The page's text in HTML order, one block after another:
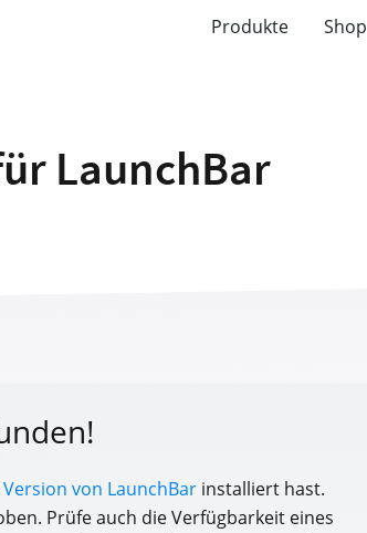
Produkte Shop
LaunchBar
von LaunchBarinstalliert hast.
Prüfe auch die Verfügbarkeit eines